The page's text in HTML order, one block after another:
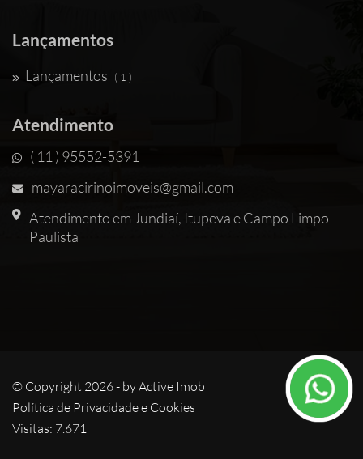
Lançamentos
Lançamentos ( 1 )
Atendimento
( 11 ) 95552-5391
mayaracirinoimoveis@gmail.com
Atendimento em Jundiaí, Itupeva e Campo Limpo
Paulista
© Copyright 2026 - byActive Imob
Política de Privacidade e Cookies
Visitas: 7.671